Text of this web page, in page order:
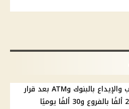
حدود السحب والإيداع بالبنوك وATM بعد قرار